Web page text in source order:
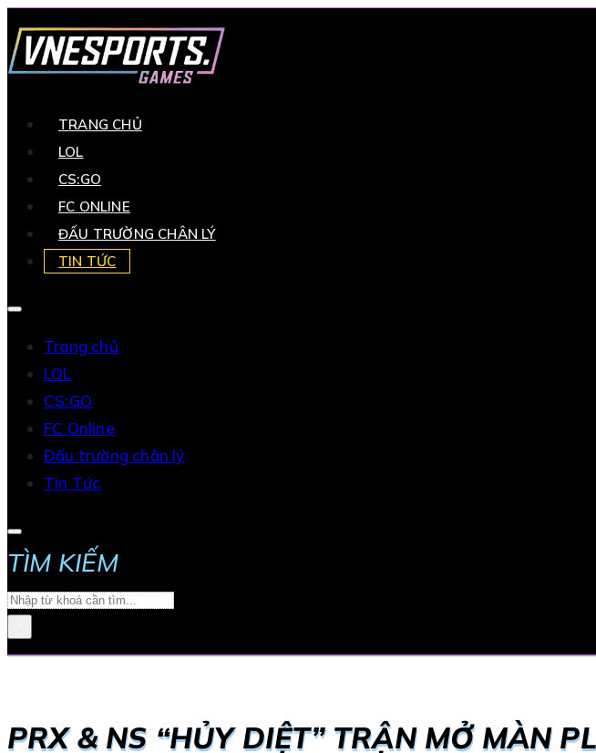
TRANG CHỦ
LOL
CS:GO
FC ONLINE
ĐẤU TRƯỜNG CHÂN LÝ
TIN TỨC
Trang chủ
LOL
CS:GO
FC Online
Đấu trường chân lý
Tin Tức
TÌM KIẾM
Search
PRX & NS “HỦY DIỆT” TRẬN MỞ MÀN